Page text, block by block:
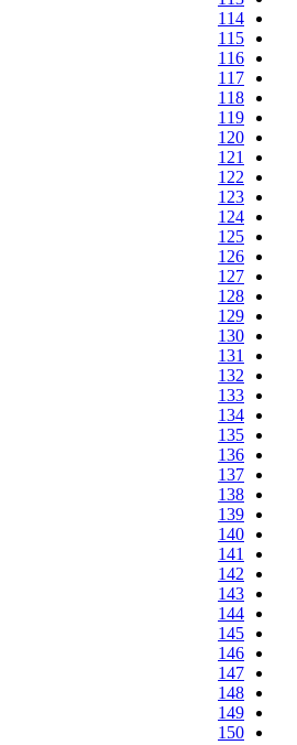
114
115
116
117
118
119
120
121
122
123
124
125
126
127
128
129
130
131
132
133
134
135
136
137
138
139
140
141
142
143
144
145
146
147
148
149
150